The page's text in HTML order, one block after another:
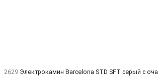
2629 Электрокамин Barcelona STD SFT серый с